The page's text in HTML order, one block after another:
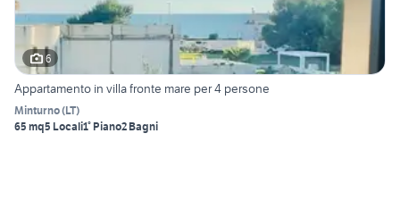
6
Appartamento in villa fronte mare per 4 persone
Minturno(LT)
65 mq5 Locali1° Piano2 Bagni